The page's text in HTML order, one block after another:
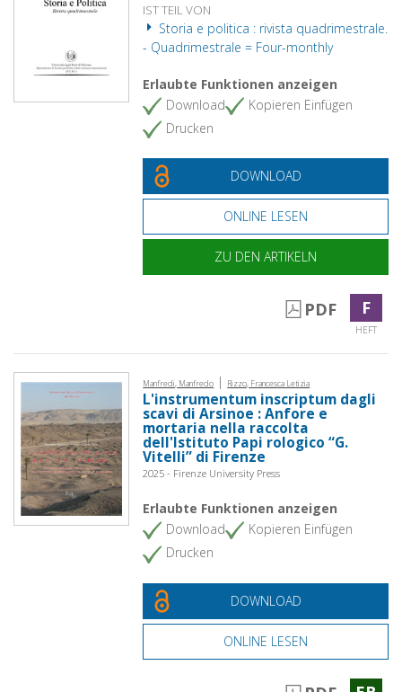
IST TEIL VON
Storia e politica : rivista quadrimestrale.
- Quadrimestrale = Four-monthly
Erlaubte Funktionen anzeigen
Download
Kopieren Einfügen
Drucken
DOWNLOAD
ONLINE LESEN
ZU DEN ARTIKELN
PDF F
HEFT
Manfredi, Manfredo | Rizzo, Francesca Letizia
L'instrumentum inscriptum dagli
scavi di Arsinoe : Anfore e
mortaria nella raccolta
dell'Istituto Papi rologico “G.
Vitelli” di Firenze
2025 - Firenze University Press
Erlaubte Funktionen anzeigen
Download
Kopieren Einfügen
Drucken
DOWNLOAD
ONLINE LESEN